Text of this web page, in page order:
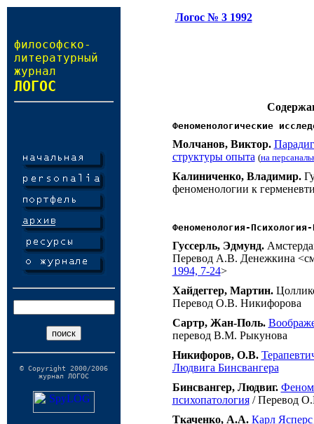
философско-
литературный
журнал
ЛОГОС
© Copyright 2000/2006
журнал ЛОГОС
Логос № 3 1992
Феноменологические
Молчанов, Виктор.
структуры опыта (на
Калиниченко, Владимир.
феноменологии к
Феноменология-Психология-
Гуссерль, Эдмунд.
Перевод А.В. Денежкина
1994, 7-24>
Хайдеггер, Мартин.
Перевод О.В. Никифорова
Сартр, Жан-Поль.
перевод В.М. Рыкунова
Никифоров, О.В.
Людвига Бинсвангера
Бинсвангер, Людвиг.
психопатология/ Перевод
Ткаченко, А.А. Карл